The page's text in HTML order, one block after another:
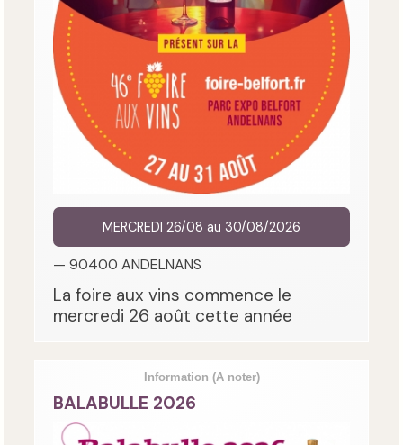
MERCREDI 26/08 au 30/08/2026
— 90400 ANDELNANS
La foire aux vins commence le
mercredi 26 août cette année
Information (A noter)
BALABULLE 2026